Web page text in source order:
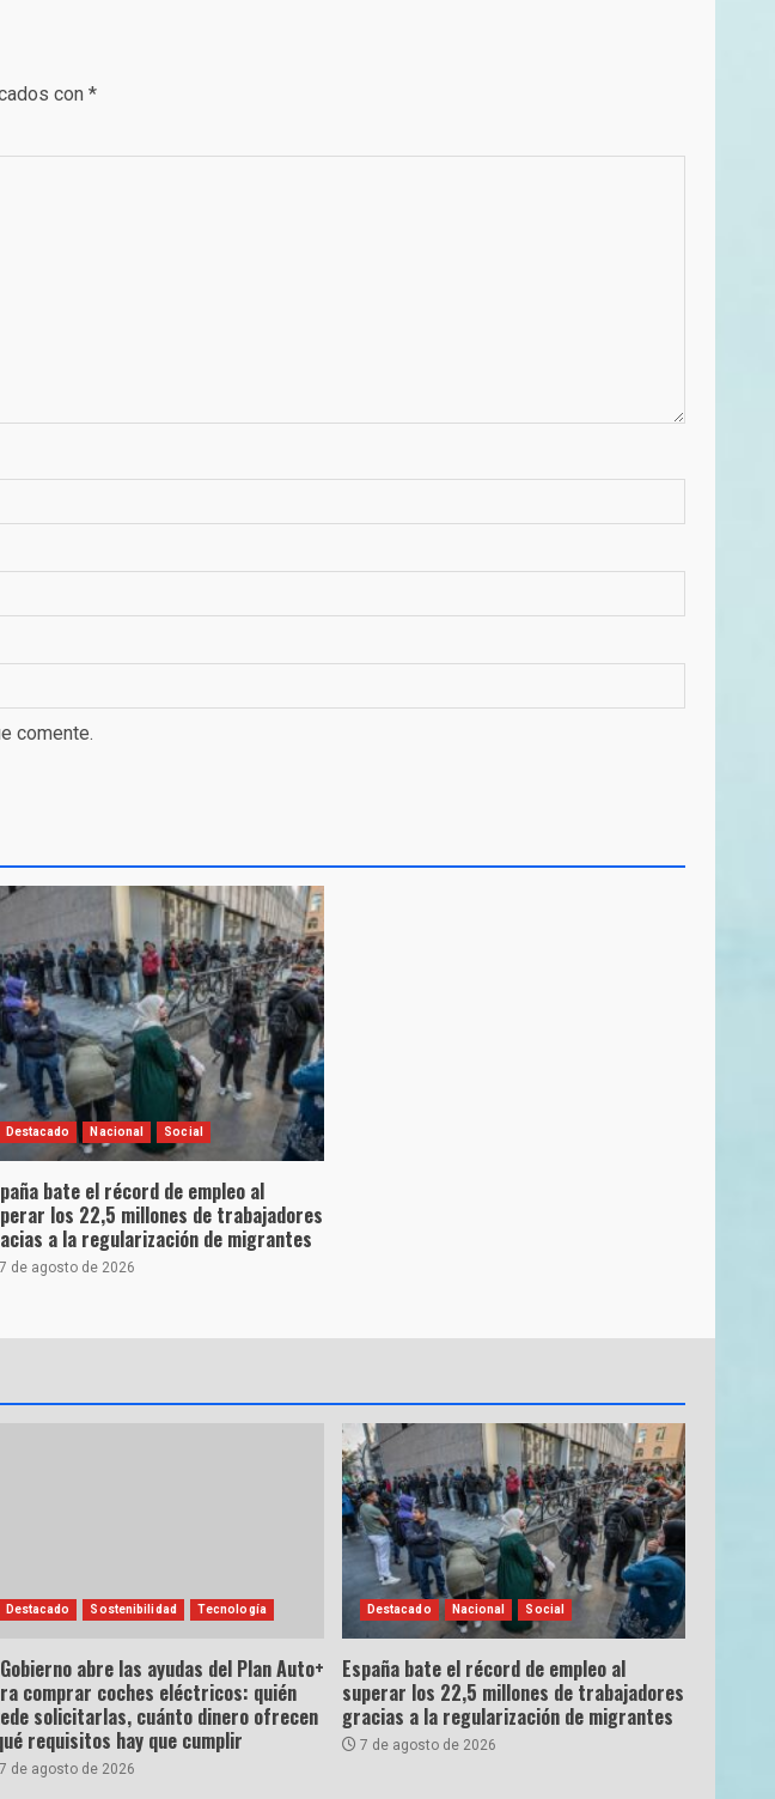
con *
comente.
Destacado Nacional Social
bate el récord de empleo al
los 22,5 millones de trabajadores
a la regularización de migrantes
7 de agosto de 2026
Destacado Sostenibilidad Tecnología
abre las ayudas del Plan Auto+
comprar coches eléctricos: quién
solicitarlas, cuánto dinero ofrecen
requisitos hay que cumplir
7 de agosto de 2026
Destacado Nacional Social
España bate el récord de empleo al
superar los 22,5 millones de trabajadores
gracias a la regularización de migrantes
7 de agosto de 2026